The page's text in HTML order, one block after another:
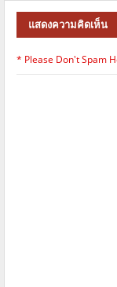
แสดงความคิดเห็น
* Please Don't Spam